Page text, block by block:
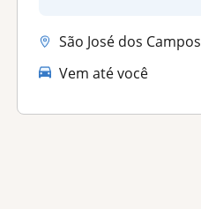
São José dos Campos
Vem até você